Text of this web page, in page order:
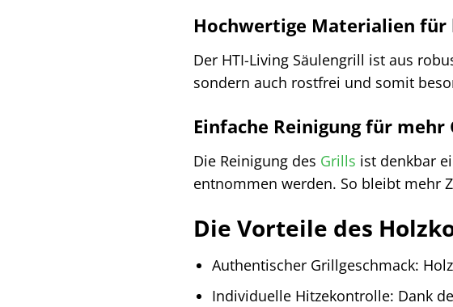
Hochwertige Materialien für
Der HTI-Living Säulengrill ist aus
sondern auch rostfrei und somit
Einfache Reinigung für
Die Reinigung des Grills ist denkbar
entnommen werden. So bleibt mehr
Die Vorteile des
Authentischer Grillgeschmack:
Individuelle Hitzekontrolle: Dank